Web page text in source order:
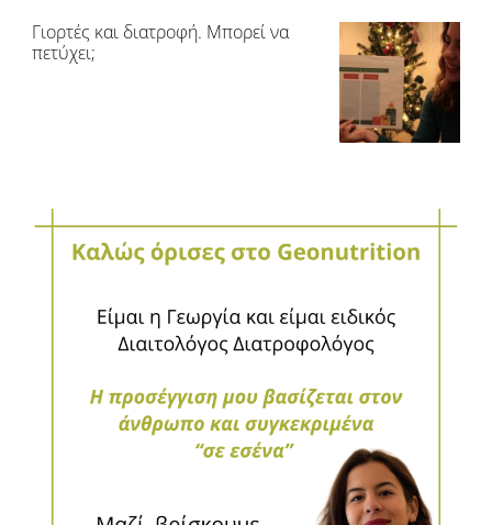
Γιορτές και διατροφή. Μπορεί να
πετύχει;